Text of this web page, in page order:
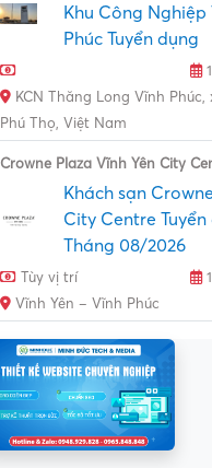
Khu Công
Phúc Tuyển dụng
KCN Thăng Long Vĩnh
Phú Thọ, Việt Nam
Crowne Plaza Vĩnh Yên City
Khách sạn
City Centre
Tháng 08/2026
Tùy vị trí
Vĩnh Yên – Vĩnh Phúc